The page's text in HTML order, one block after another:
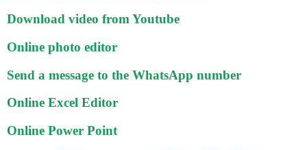
Download video from Youtube
Online photo editor
Send a message to the WhatsApp number
Online Excel Editor
Online Power Point